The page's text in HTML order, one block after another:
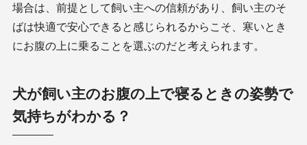
場合は、前提として飼い主への信頼があり、飼い主のそ
ばは快適で安心できると感じられるからこそ、寒いとき
にお腹の上に乗ることを選ぶのだと考えられます。
犬が飼い主のお腹の上で寝るときの姿勢で
気持ちがわかる？